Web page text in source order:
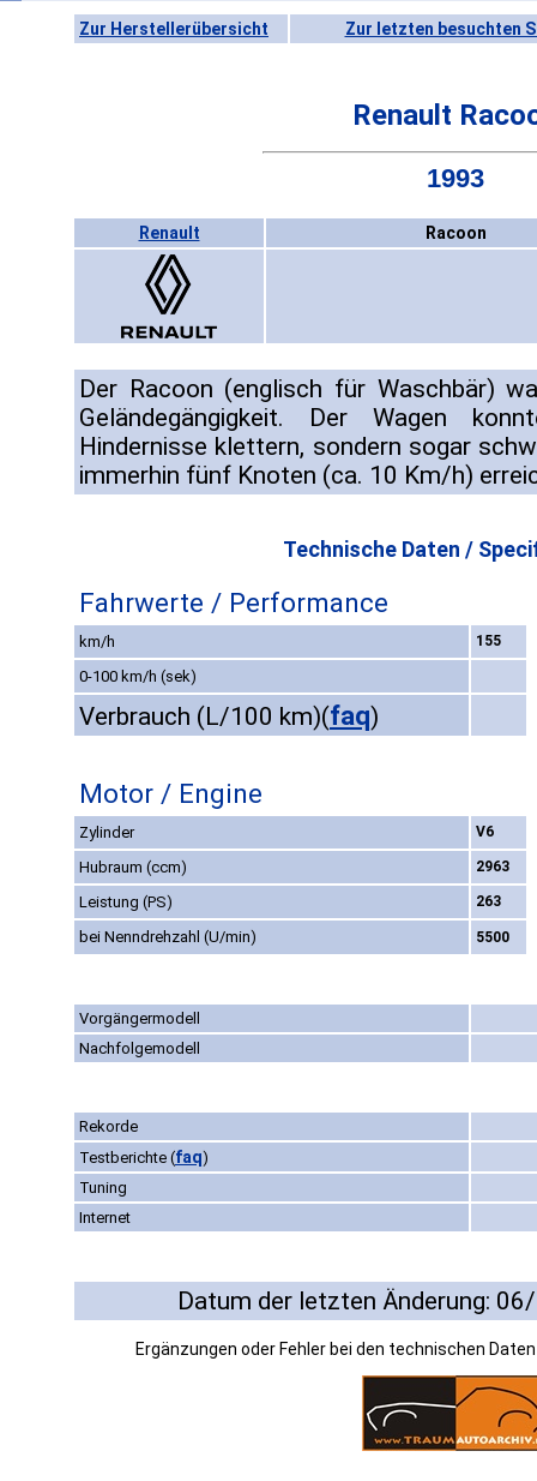
Zur Herstellerübersicht Zur letzten besuchten
Renault
1993
Renault Racoon
Der Racoon (englisch für Waschbär)
Geländegängigkeit. Der Wagen
Hindernisse klettern, sondern sogar
immerhin fünf Knoten (ca. 10 Km/h)
Technische Daten /
Fahrwerte / Performance
km/h 155
0-100 km/h (sek)
Verbrauch (L/100 km)(faq)
Motor / Engine
Zylinder V6
Hubraum (ccm) 2963
Leistung (PS) 263
bei Nenndrehzahl (U/min) 5500
Vorgängermodell
Nachfolgemodell
Rekorde
Testberichte (faq)
Tuning
Internet
Datum der letzten Änderung:
Ergänzungen oder Fehler bei den technischen